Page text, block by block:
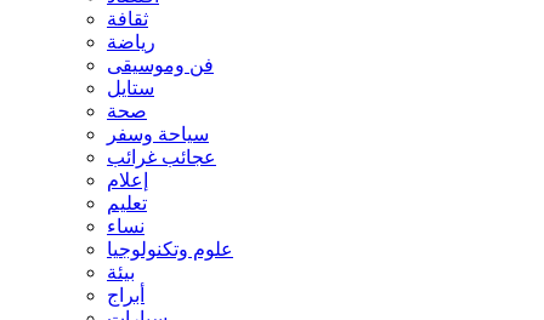
ثقافة
رياضة
فن وموسيقى
ستايل
صحة
سياحة وسفر
عجائب غرائب
إعلام
تعليم
نساء
علوم وتكنولوجيا
بيئة
أبراج